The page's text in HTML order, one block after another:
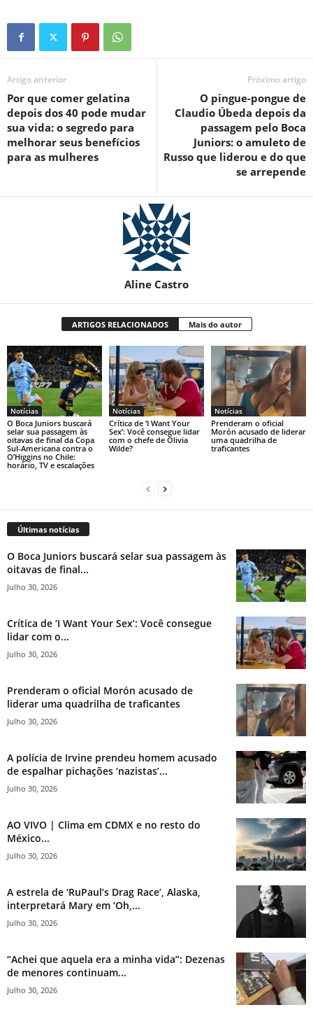
Artigo anterior
Por que comer gelatina
depois dos 40 pode mudar
sua vida: o segredo para
melhorar seus benefícios
para as mulheres
Próximo artigo
O pingue-pongue de
Claudio Úbeda depois da
passagem pelo Boca
Juniors: o amuleto de
Russo que liderou e do que
se arrepende
Aline Castro
ARTIGOS RELACIONADOS Mais do autor
Notícias
O Boca Juniors buscará
selar sua passagem às
oitavas de final da Copa
Sul-Americana contra o
O’Higgins no Chile:
horário, TV e escalações
Notícias
Crítica de ‘I Want Your
Sex’: Você consegue lidar
com o chefe de Olivia
Wilde?
Notícias
Prenderam o oficial
Morón acusado de liderar
uma quadrilha de
traficantes
Últimas notícias
O Boca Juniors buscará selar sua passagem às
oitavas de final...
Julho 30, 2026
Crítica de ‘I Want Your Sex’: Você consegue
lidar com o...
Julho 30, 2026
Prenderam o oficial Morón acusado de
liderar uma quadrilha de traficantes
Julho 30, 2026
A polícia de Irvine prendeu homem acusado
de espalhar pichações ‘nazistas’...
Julho 30, 2026
AO VIVO | Clima em CDMX e no resto do
México...
Julho 30, 2026
A estrela de ‘RuPaul’s Drag Race’, Alaska,
interpretará Mary em ‘Oh,...
Julho 30, 2026
“Achei que aquela era a minha vida”: Dezenas
de menores continuam...
Julho 30, 2026